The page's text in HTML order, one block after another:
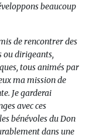
beaucoup
de rencontrer des
ou dirigeants,
tous animés par
ma mission de
Je garderai
avec ces
bénévoles du Don
dans une